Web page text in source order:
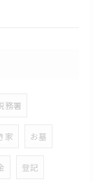
務署
家 お墓
登記